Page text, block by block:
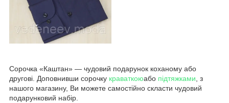
Сорочка «Каштан» — чудовий подарунок коханому або
другові. Доповнивши сорочку краваткоюабо підтяжками , з
нашого магазину, Ви можете самостійно скласти чудовий
подарунковий набір.